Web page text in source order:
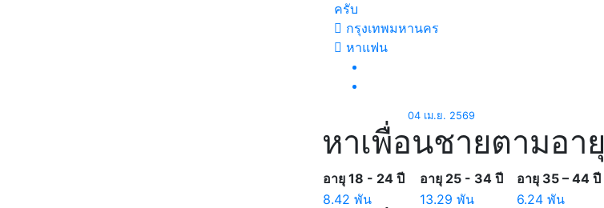
ครับ
กรุงเทพมหานคร
หาแฟน
04 เม.ย. 2569
หาเพื่อนชายตามอายุ
อายุ 18 - 24 ปี อายุ 25 - 34 ปี อายุ 35 – 44 ปี
8.42 พัน
13.29 พัน 6.24 พัน